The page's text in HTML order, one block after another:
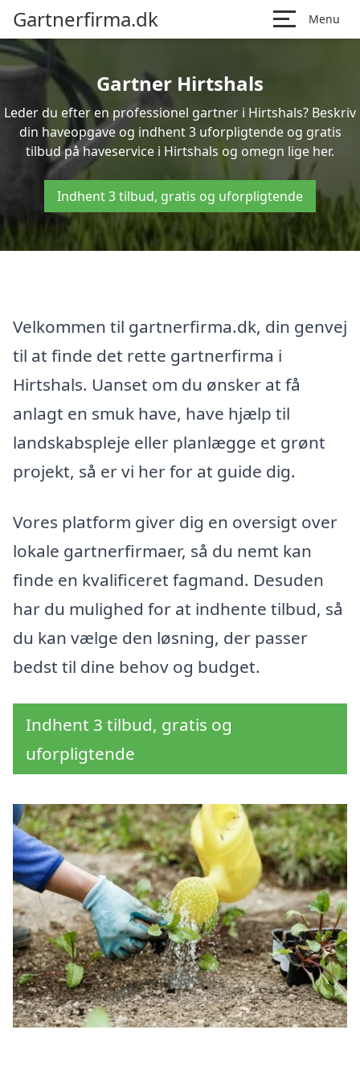
Gartnerfirma.dk Menu
Gartner Hirtshals
Leder du efter en professionel gartner i Hirtshals? Beskriv
din haveopgave og indhent 3 uforpligtende og gratis
tilbud på haveservice i Hirtshals og omegn lige her.
Indhent 3 tilbud, gratis og uforpligtende
Velkommen til gartnerfirma.dk, din genvej
til at finde det rette gartnerfirma i
Hirtshals. Uanset om du ønsker at få
anlagt en smuk have, have hjælp til
landskabspleje eller planlægge et grønt
projekt, så er vi her for at guide dig.
Vores platform giver dig en oversigt over
lokale gartnerfirmaer, så du nemt kan
finde en kvalificeret fagmand. Desuden
har du mulighed for at indhente tilbud, så
du kan vælge den løsning, der passer
bedst til dine behov og budget.
Indhent 3 tilbud, gratis og
uforpligtende